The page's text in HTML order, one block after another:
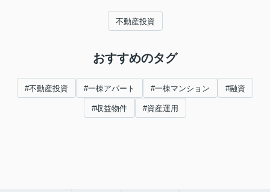
不動産投資
おすすめのタグ
#不動産投資 #一棟アパート #一棟マンション #融資
#収益物件 #資産運用